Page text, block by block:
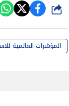
شارك
المؤشرات العالمية